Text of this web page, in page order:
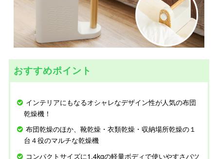
おすすめポイント
インテリアにもなるオシャレなデザイン性が人気の布団
乾燥機！
布団乾燥のほか、靴乾燥・衣類乾燥・収納場所乾燥の１
台４役のマルチな乾燥機
コンパクトサイズに1.4kgの軽量ボディで使いやすさバツ